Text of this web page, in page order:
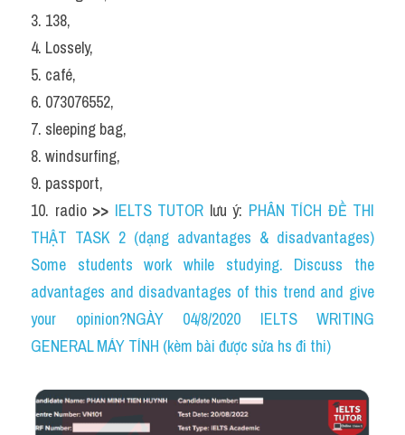
3. 138,
4. Lossely,
5. café,
6. 073076552,
7. sleeping bag,
8. windsurfing,
9. passport,
10. radio >> IELTS TUTOR lưu ý: PHÂN TÍCH ĐỀ THI
THẬT TASK 2 (dạng advantages & disadvantages)
Some students work while studying. Discuss the
advantages and disadvantages of this trend and give
your opinion?NGÀY 04/8/2020 IELTS WRITING
GENERAL MÁY TÍNH (kèm bài được sửa hs đi thi)